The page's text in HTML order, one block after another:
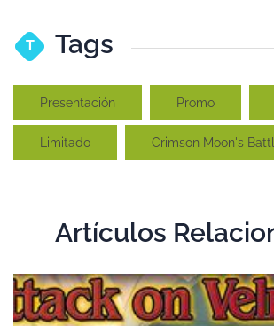
T Tags
Presentación Promo
Limitado Crimson Moon's
Artículos